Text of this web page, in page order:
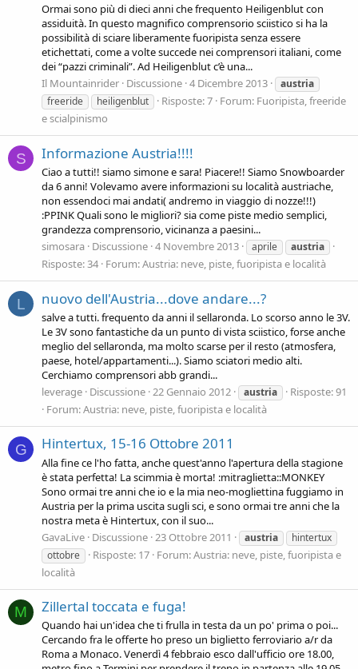
Ormai sono più di dieci anni che frequento Heiligenblut con
assiduità. In questo magnifico comprensorio sciistico si ha la
possibilità di sciare liberamente fuoripista senza essere
etichettati, come a volte succede nei comprensori italiani, come
dei “pazzi criminali”. Ad Heiligenblut c’è una...
Il Mountainrider Discussione 4 Dicembre 2013
austria
freeride
heiligenblut Risposte: 7 Forum: Fuoripista, freeride
e scialpinismo
S Informazione Austria!!!!
Ciao a tutti!! siamo simone e sara! Piacere!! Siamo Snowboarder
da 6 anni! Volevamo avere informazioni su località austriache,
non essendoci mai andati( andremo in viaggio di nozze!!!)
:PPINK Quali sono le migliori? sia come piste medio semplici,
grandezza comprensorio, vicinanza a paesini...
simosara Discussione 4 Novembre 2013 aprile austria
Risposte: 34 Forum:Austria: neve, piste, fuoripista e località
L nuovo dell'Austria...dove andare...?
salve a tutti. frequento da anni il sellaronda. Lo scorso anno le 3V.
Le 3V sono fantastiche da un punto di vista sciistico, forse anche
meglio del sellaronda, ma molto scarse per il resto (atmosfera,
paese, hotel/appartamenti...). Siamo sciatori medio alti.
Cerchiamo comprensori abb grandi...
leverage Discussione 22 Gennaio 2012 austria
Risposte: 91
Forum:Austria: neve, piste, fuoripista e località
G Hintertux, 15-16 Ottobre 2011
Alla fine ce l'ho fatta, anche quest'anno l'apertura della stagione
è stata perfetta! La scimmia è morta! :mitraglietta::MONKEY
Sono ormai tre anni che io e la mia neo-mogliettina fuggiamo in
Austria per la prima uscita sugli sci, e sono ormai tre anni che la
nostra meta è Hintertux, con il suo...
GavaLive Discussione 23 Ottobre 2011 austria
hintertux
ottobre
Risposte: 17 Forum:Austria: neve, piste, fuoripista e
località
M Zillertal toccata e fuga!
Quando hai un'idea che ti frulla in testa da un po' prima o poi...
Cercando fra le offerte ho preso un biglietto ferroviario a/r da
Roma a Monaco. Venerdì 4 febbraio esco dall'ufficio ore 18.00,